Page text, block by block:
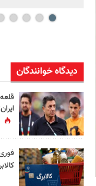
دیدگاه خوانندگان